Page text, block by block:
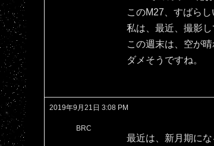
このM27、すばらし
私は、最近、撮影
この週末は、空が
ダメそうですね。
2019年9月21日 3:08 PM
BRC
最近は、新月期に